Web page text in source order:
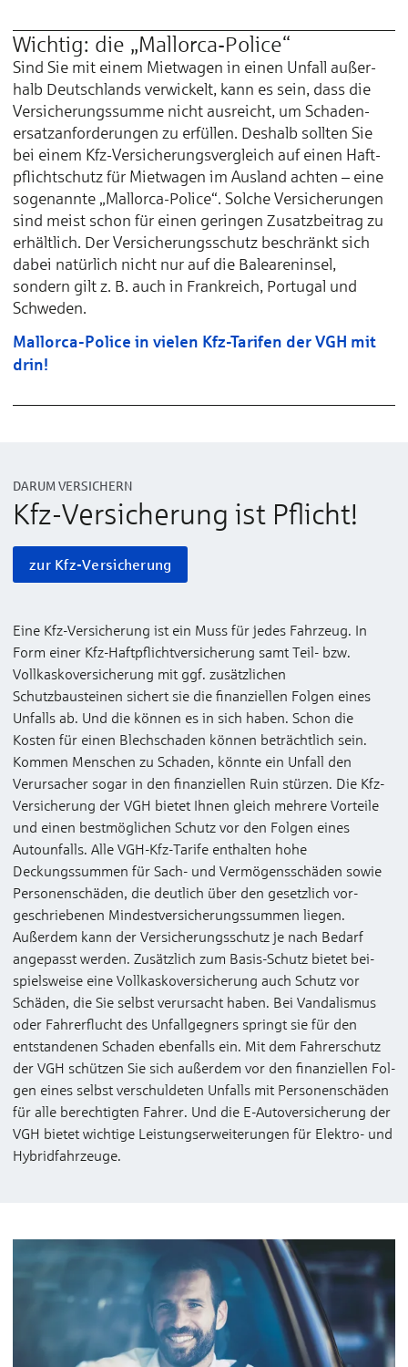
Wichtig: die „Mallorca-Police“
Sind Sie mit einem Miet­wagen in einen Un­fall außer­
halb Deutschlands ver­wickelt, kann es sein, dass die
Ver­sicherungs­summe nicht aus­reicht, um Schaden­
ersatz­anforderungen zu er­füllen. Des­halb sollten Sie
bei einem Kfz-Ver­sicherungs­ver­gleich auf einen Haft­
pflicht­schutz für Miet­wagen im Aus­land achten – eine
so­genannte „Mallorca-Police“. Solche Ver­sicherungen
sind meist schon für einen geringen Zusatz­bei­trag zu
er­hält­lich. Der Ver­sicherungs­schutz be­schränkt sich
dabei na­türlich nicht nur auf die Balearen­insel,
sondern gilt z. B. auch in Frankreich, Portugal und
Schweden.
Mallorca-Police in vielen Kfz-Tarifen der VGH mit
drin!
DARUM VERSICHERN
Kfz-Versicherung ist Pflicht!
zur Kfz-Versicherung
Eine Kfz-Versicherung ist ein Muss für jedes Fahrzeug. In
Form einer Kfz-Haftpflichtversicherung samt Teil- bzw.
Vollkasko­versicher­ung mit ggf. zusätzlichen
Schutzbausteinen sichert sie die finanziellen Folgen eines
Unfalls ab. Und die können es in sich haben. Schon die
Kosten für einen Blechschaden können be­trächt­lich sein.
Kommen Menschen zu Schaden, könnte ein Unfall den
Verursacher sogar in den finanziellen Ruin stürzen. Die Kfz-
Ver­sicherung der VGH bietet Ihnen gleich mehrere Vorteile
und einen bestmöglichen Schutz vor den Folgen eines
Autounfalls. Alle VGH-Kfz-Tarife enthalten hohe
Deckungssummen für Sach- und Ver­mögens­schäden sowie
Personen­schäden, die deutlich über den gesetzlich vor­
geschriebenen Mindestversicherungssummen liegen.
Außerdem kann der Versicherungs­schutz je nach Be­darf
ange­passt werden. Zusätz­lich zum Basis-Schutz bietet bei­
spiels­weise eine Voll­kasko­ver­sicherung auch Schutz vor
Schäden, die Sie selbst ver­ursacht ha­ben. Bei Vanda­lismus
oder Fahrer­flucht des Unfallgegners springt sie für den
entstandenen Schaden ebenfalls ein. Mit dem Fahrerschutz
der VGH schützen Sie sich außerdem vor den finanziellen Fol­
gen eines selbst ver­schuldeten Un­falls mit Per­sonen­schäden
für alle be­rechtigten Fahrer. Und die E-Auto­ver­sicherung der
VGH bietet wichtige Lei­stungs­erweiterungen für Elektro- und
Hybrid­fahr­zeuge.